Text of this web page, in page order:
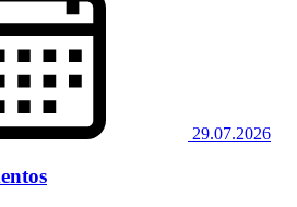
29.07.2026